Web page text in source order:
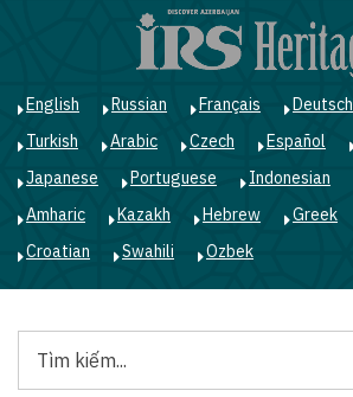
English Russian Français Deutsch
Turkish
Arabic Czech Español
Japanese
Portuguese Indonesian
Amharic
Kazakh Hebrew Greek
Croatian
Swahili Ozbek
kiếm